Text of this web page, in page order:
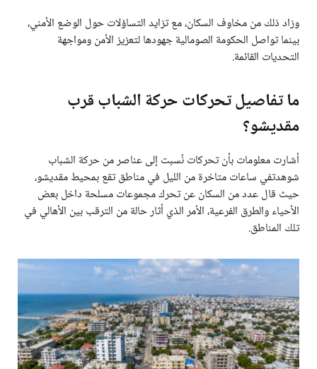
وزاد ذلك من مخاوف السكان، مع تزايد التساؤلات حول الوضع الأمني،
بينما تواصل الحكومة الصومالية جهودها لتعزيز الأمن ومواجهة
التحديات القائمة.
ما تفاصيل تحركات حركة الشباب قرب
مقديشو؟
أشارت معلومات بأن تحركات نُسبت إلى عناصر من حركة الشباب
شوهدتفي ساعات متاخرة من الليل في مناطق تقع بمحيط مقديشو،
حيث قال عدد من السكان عن تحرك مجموعات مسلحة داخل بعض
الأحياء والطرق الفرعية، الأمر الذي أثار حالة من الترقب بين الأهالي في
تلك المناطق.